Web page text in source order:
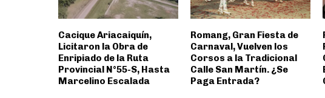
Cacique Ariacaiquín,
Licitaron la Obra de
Enripiado de la Ruta
Provincial N°55-S, Hasta
Marcelino Escalada
Romang, Gran Fiesta de
Carnaval, Vuelven los
Corsos a la Tradicional
Calle San Martín. ¿Se
Paga Entrada?